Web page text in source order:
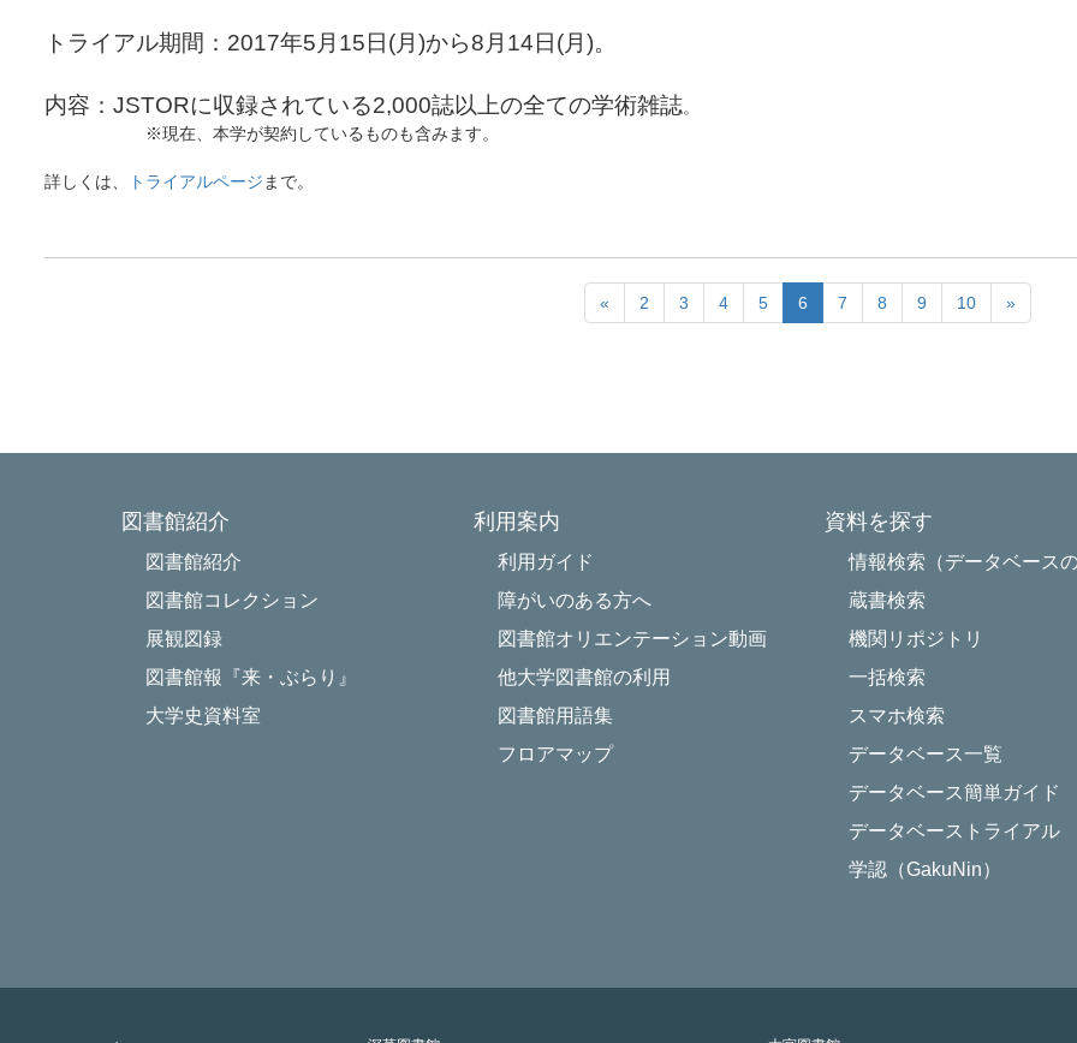
トライアル期間：2017年5月15日(月)から8月14日(月)。
内容： JSTORに収録されている2,000誌以上の全ての学術雑誌。
※現在、本学が契約しているものも含みます。
詳しくは、 トライアルページ まで。
« 2 3 4 5 6 7 8 9 10 »
図書館紹介
図書館紹介
図書館コレクション
展観図録
図書館報『来・ぶらり』
大学史資料室
利用案内
利用ガイド
障がいのある方へ
図書館オリエンテーション動画
他大学図書館の利用
図書館用語集
フロアマップ
資料を探す
情報検索（データベースの
蔵書検索
機関リポジトリ
一括検索
スマホ検索
データベース一覧
データベース簡単ガイド
データベーストライアル
学認（GakuNin）
Powered by NetCommons